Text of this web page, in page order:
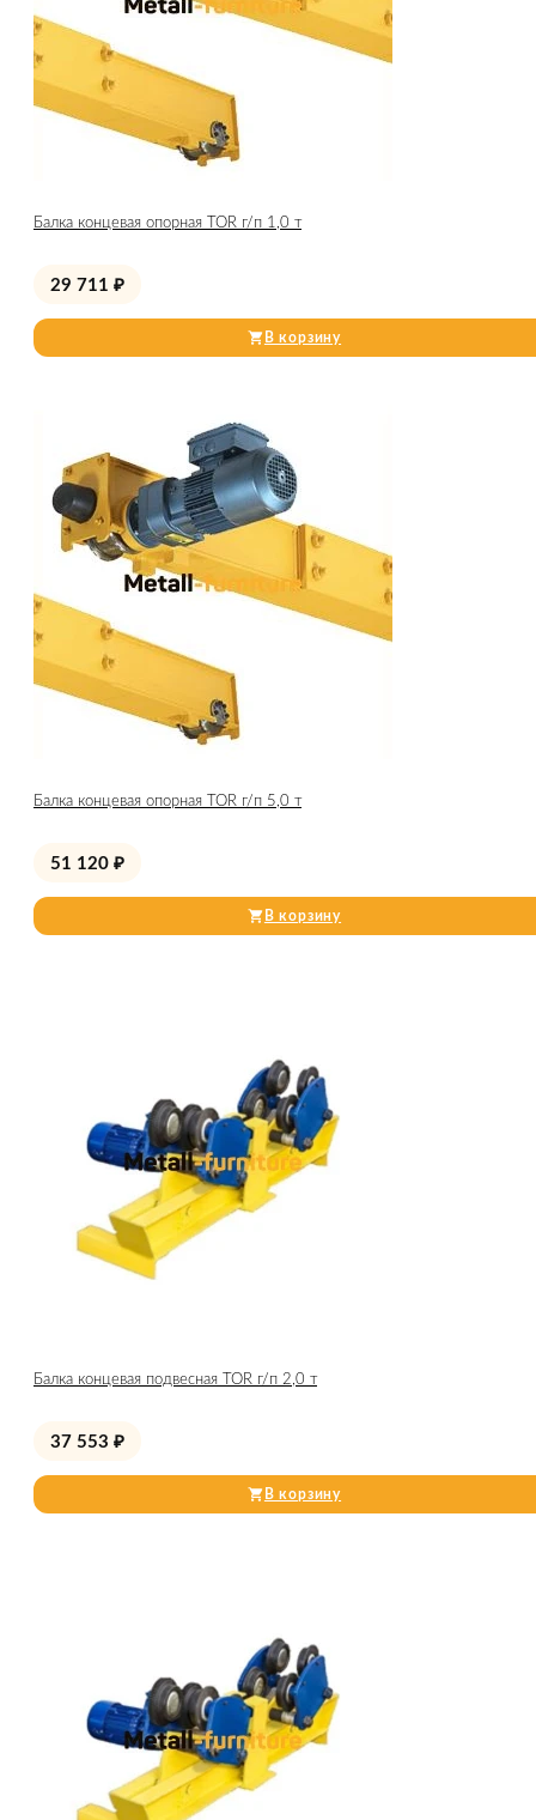
Балка концевая опорная TOR г/п 1,0 т
29 711 ₽
В корзину
Балка концевая опорная TOR г/п 5,0 т
51 120 ₽
В корзину
Балка концевая подвесная TOR г/п 2,0 т
37 553 ₽
В корзину